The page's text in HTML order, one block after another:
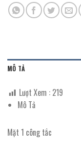
MÔ TẢ
Lượt Xem : 219
Mô Tả
Mặt 1 công tắc